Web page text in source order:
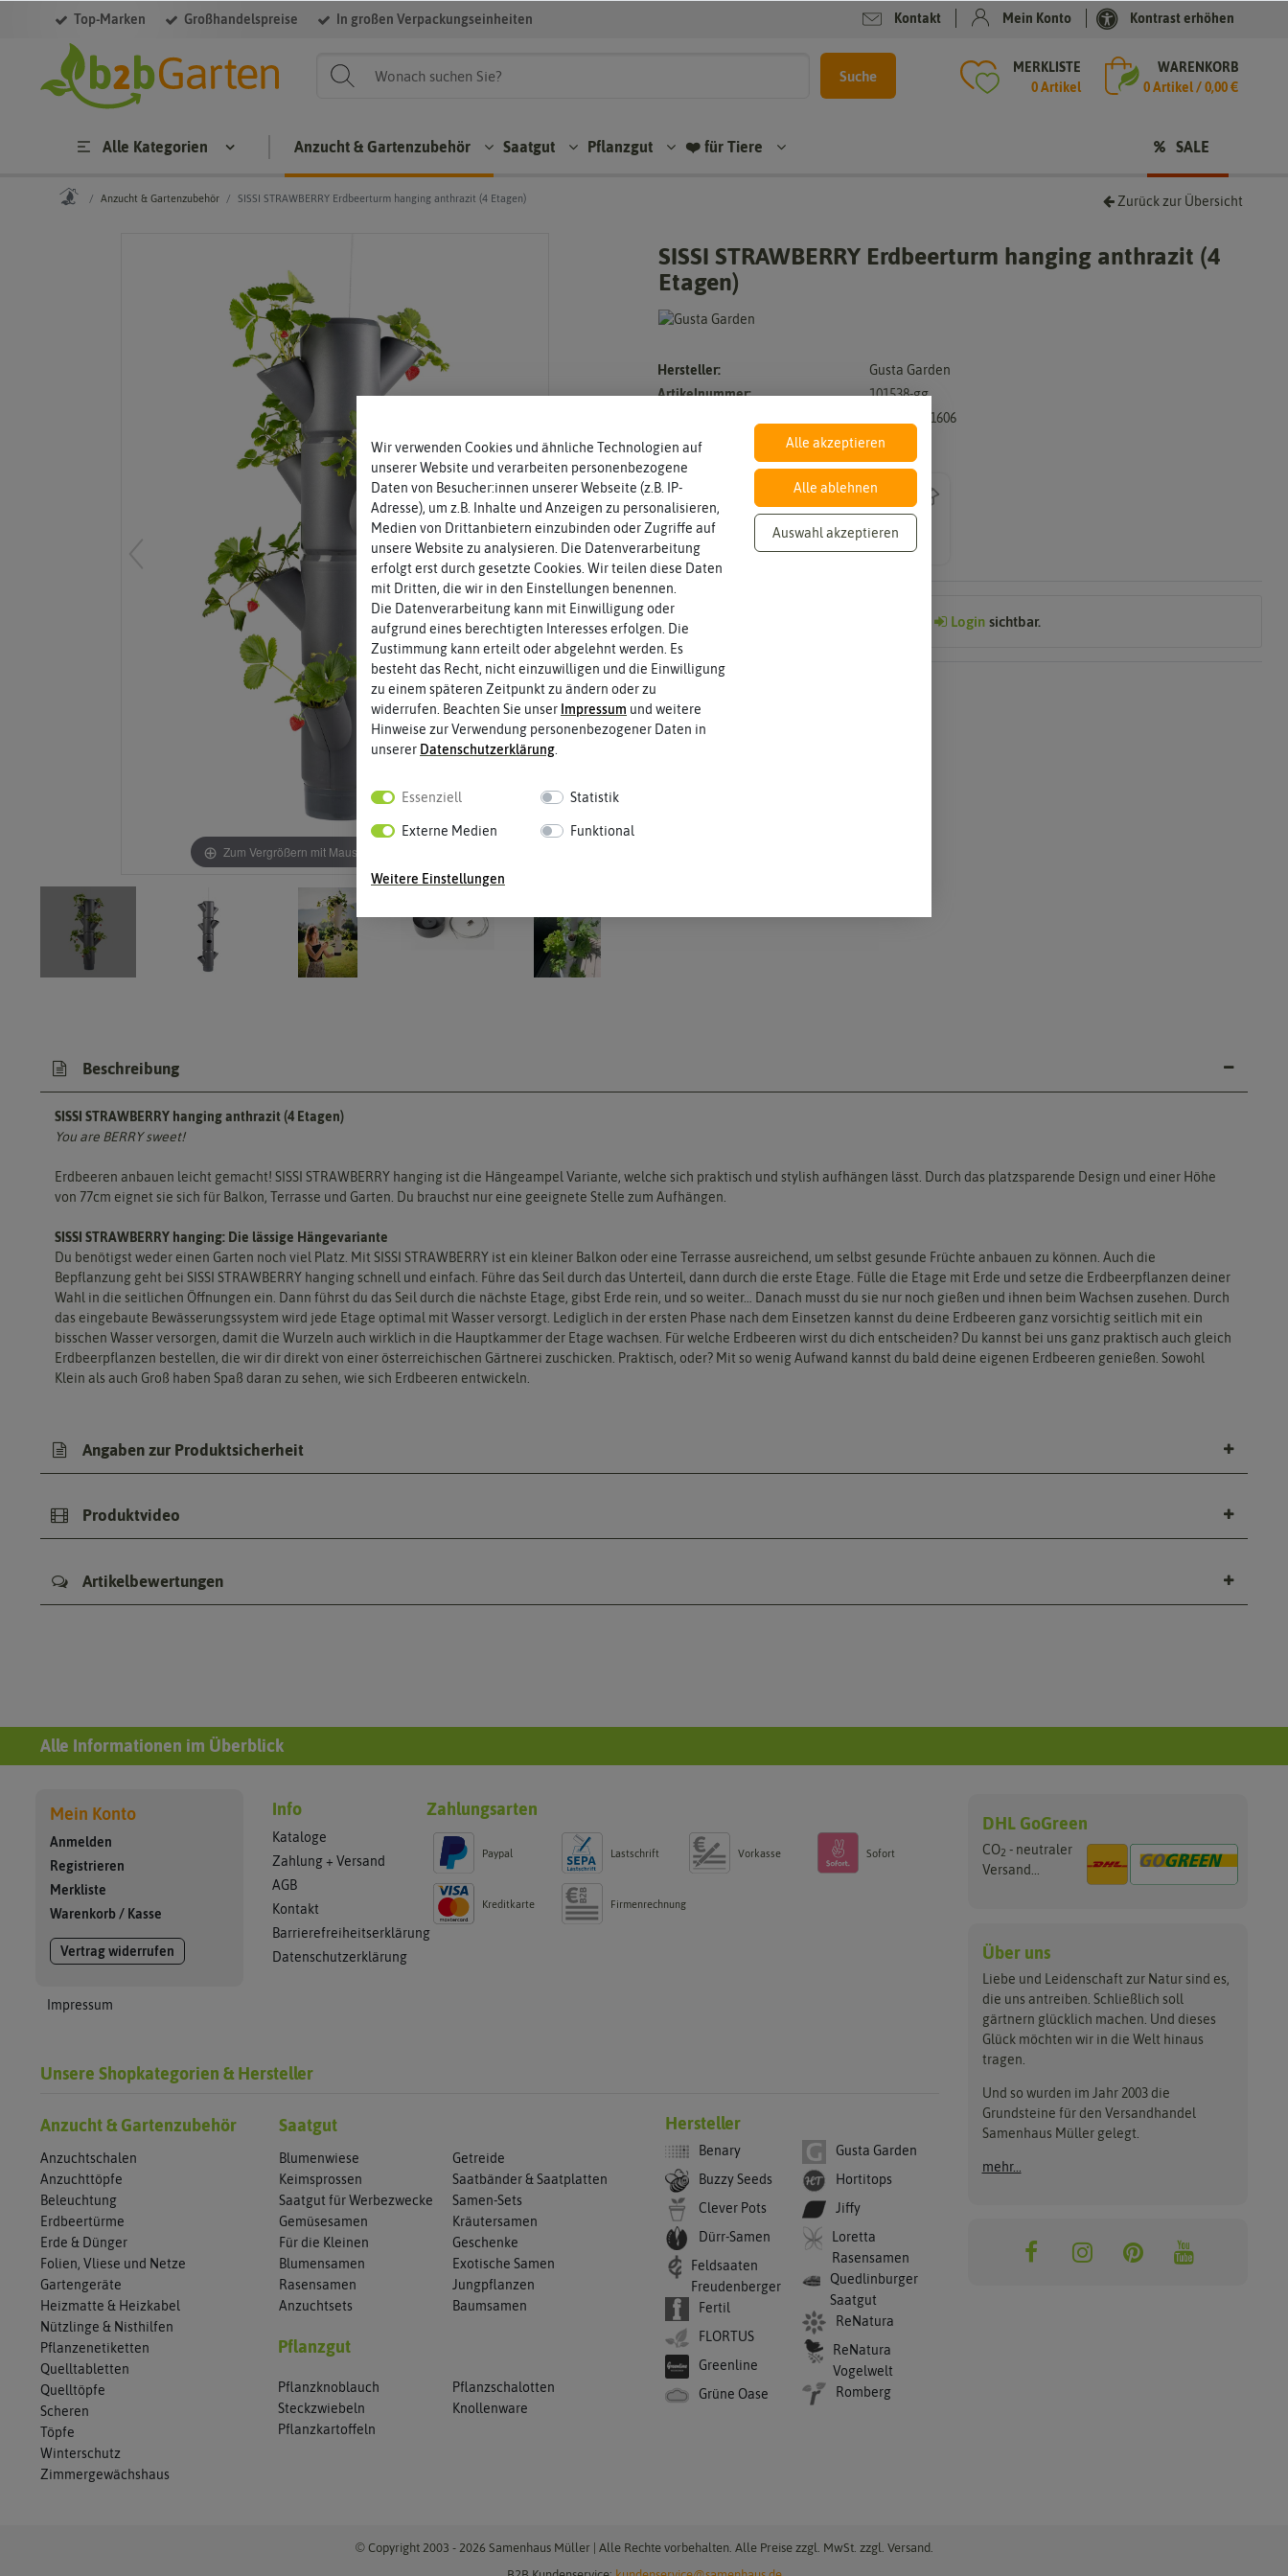
Top-Marken Großhandelspreise In großen Verpackungseinheiten Kontakt Mein Konto Kontrast erhöhen
Suche
MERKLISTE
0 Artikel
WARENKORB
0Artikel /0,00 €
Alle Kategorien Anzucht & Gartenzubehör Saatgut Pflanzgut ❤️ für Tiere SALE
Anzucht & Gartenzubehör SISSI STRAWBERRY Erdbeerturm hanging anthrazit (4 Etagen) Zurück zur Übersicht
Zum Vergrößern mit Maus über das Bild fahren
SISSI STRAWBERRY Erdbeerturm hanging anthrazit (4
Etagen)
Hersteller:
Gusta Garden
Artikelnummer:
101538-gg
9120085881606
Inhalt
4 Etagen + 1 HängesetWie viel ist enthalten
Loginsichtbar.
Beschreibung
SISSI STRAWBERRY hanging anthrazit (4 Etagen)
You are BERRY sweet!
Erdbeeren anbauen leicht gemacht! SISSI STRAWBERRY hanging ist die Hängeampel Variante, welche sich praktisch und stylish aufhängen lässt. Durch das platzsparende Design und einer Höhe
von 77cm eignet sie sich für Balkon, Terrasse und Garten. Du brauchst nur eine geeignete Stelle zum Aufhängen.
SISSI STRAWBERRY hanging: Die lässige Hängevariante
Du benötigst weder einen Garten noch viel Platz. Mit SISSI STRAWBERRY ist ein kleiner Balkon oder eine Terrasse ausreichend, um selbst gesunde Früchte anbauen zu können. Auch die
Bepflanzung geht bei SISSI STRAWBERRY hanging schnell und einfach. Führe das Seil durch das Unterteil, dann durch die erste Etage. Fülle die Etage mit Erde und setze die Erdbeerpflanzen deiner
Wahl in die seitlichen Öffnungen ein. Dann führst du das Seil durch die nächste Etage, gibst Erde rein, und so weiter… Danach musst du sie nur noch gießen und ihnen beim Wachsen zusehen. Durch
das eingebaute Bewässerungssystem wird jede Etage optimal mit Wasser versorgt. Lediglich in der ersten Phase nach dem Einsetzen kannst du deine Erdbeeren ganz vorsichtig seitlich mit ein
bisschen Wasser versorgen, damit die Wurzeln auch wirklich in die Hauptkammer der Etage wachsen. Für welche Erdbeeren wirst du dich entscheiden? Du kannst bei uns ganz praktisch auch gleich
Erdbeerpflanzen bestellen, die wir dir direkt von einer österreichischen Gärtnerei zuschicken. Praktisch, oder? Mit so wenig Aufwand kannst du bald deine eigenen Erdbeeren genießen. Sowohl
Klein als auch Groß haben Spaß daran zu sehen, wie sich Erdbeeren entwickeln.
Angaben zur Produktsicherheit
Produktvideo
Artikelbewertungen
Alle Informationen im Überblick
Mein Konto
Anmelden
Registrieren
Merkliste
Warenkorb / Kasse
Vertrag widerrufen
Impressum
Info
Kataloge
Zahlung + Versand
AGB
Kontakt
Barrierefreiheitserklärung
Datenschutzerklärung
Zahlungsarten
Paypal Lastschrift Vorkasse Sofort
Kreditkarte Firmenrechnung
Unsere Shopkategorien & Hersteller
Anzucht & Gartenzubehör
Anzuchtschalen
Anzuchttöpfe
Beleuchtung
Erdbeertürme
Erde & Dünger
Folien, Vliese und Netze
Gartengeräte
Heizmatte & Heizkabel
Nützlinge & Nisthilfen
Pflanzenetiketten
Quelltabletten
Quelltöpfe
Scheren
Töpfe
Winterschutz
Zimmergewächshaus
Saatgut
Blumenwiese
Getreide
Keimsprossen
Saatbänder & Saatplatten
Saatgut für Werbezwecke
Samen-Sets
Gemüsesamen
Kräutersamen
Für die Kleinen
Geschenke
Blumensamen
Exotische Samen
Rasensamen
Jungpflanzen
Anzuchtsets
Baumsamen
Pflanzgut
Pflanzknoblauch
Pflanzschalotten
Steckzwiebeln
Knollenware
Pflanzkartoffeln
Hersteller
Benary
Buzzy Seeds
Clever Pots
Dürr-Samen
Feldsaaten
Freudenberger
Fertil
FLORTUS
Greenline
Grüne Oase
Gusta Garden
Hortitops
Jiffy
Loretta
Rasensamen
Quedlinburger
Saatgut
ReNatura
ReNatura
Vogelwelt
Romberg
DHL GoGreen
CO2 - neutraler
Versand...
Über uns
Liebe und Leidenschaft zur Natur sind es,
die uns antreiben. Schließlich soll
gärtnern glücklich machen. Und dieses
Glück möchten wir in die Welt hinaus
tragen.
Und so wurden im Jahr 2003 die
Grundsteine für den Versandhandel
Samenhaus Müller gelegt.
mehr...
© Copyright 2003 - 2026 Samenhaus Müller | Alle Rechte vorbehalten. Alle Preise zzgl. MwSt. zzgl. Versand.
Wir verwenden Cookies und ähnliche Technologien auf
unserer Website und verarbeiten personenbezogene
Daten von Besucher:innen unserer Webseite (z.B. IP-
Adresse), um z.B. Inhalte und Anzeigen zu personalisieren,
Medien von Drittanbietern einzubinden oder Zugriffe auf
unsere Website zu analysieren. Die Datenverarbeitung
erfolgt erst durch gesetzte Cookies. Wir teilen diese Daten
mit Dritten, die wir in den Einstellungen benennen.
Die Datenverarbeitung kann mit Einwilligung oder
aufgrund eines berechtigten Interesses erfolgen. Die
Zustimmung kann erteilt oder abgelehnt werden. Es
besteht das Recht, nicht einzuwilligen und die Einwilligung
zu einem späteren Zeitpunkt zu ändern oder zu
widerrufen. Beachten Sie unser Impressum und weitere
Hinweise zur Verwendung personenbezogener Daten in
unserer Daten­schutz­erklärung
Essenziell Statistik
Externe Medien Funktional
Weitere Einstellungen
Alle akzeptieren
Alle ablehnen
Auswahl akzeptieren